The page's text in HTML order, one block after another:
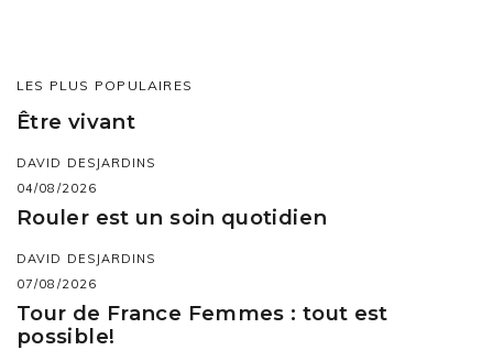
LES PLUS POPULAIRES
Être vivant
DAVID DESJARDINS
04/08/2026
Rouler est un soin quotidien
DAVID DESJARDINS
07/08/2026
Tour de France Femmes : tout est
possible!